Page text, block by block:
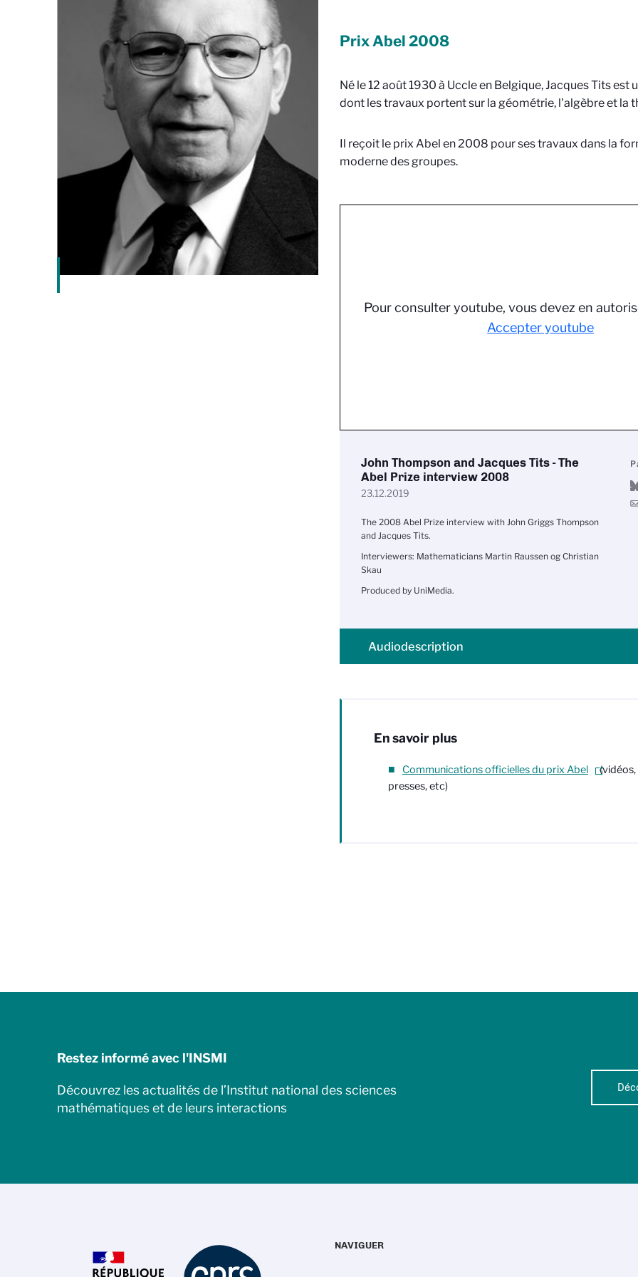
Prix Abel 2008
Né le 12 août 1930 à Uccle en Belgique, Jacques Tits est
dont les travaux portent sur la géométrie, l'algèbre et la
Il reçoit le prix Abel en 2008 pour ses travaux dans la
moderne des groupes.
Pour consulter youtube, vous devez en
Accepter youtube
John Thompson and Jacques Tits - The
Abel Prize interview 2008
23.12.2019
The 2008 Abel Prize interview with John Griggs Thompson
and Jacques Tits.
Interviewers: Mathematicians Martin Raussen og Christian
Skau
Produced by UniMedia.
Audiodescription
En savoir plus
Communications officielles du prix Abel
presses, etc)
Restez informé avec l'INSMI
Découvrez les actualités de l’Institut national des sciences
mathématiques et de leurs interactions
NAVIGUER